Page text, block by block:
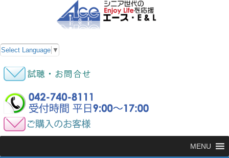
Select Language ▼
MENU